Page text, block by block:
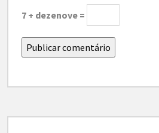
7 + dezenove =